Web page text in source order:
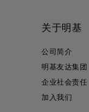
关于明基
公司简介
明基友达集团
企业社会责任
加入我们